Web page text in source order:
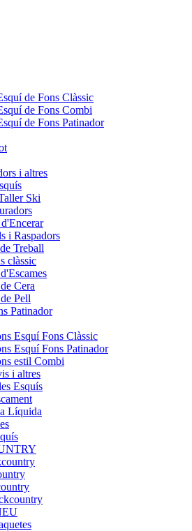
de Fons Clàssic
de Fons Combi
de Fons Patinador
i altres
Ski
i Raspadors
Treball
clàssic
Cera
Pell
Patinador
Esquí Fons Clàssic
Esquí Fons Patinador
estil Combi
i altres
Esquís
Líquida